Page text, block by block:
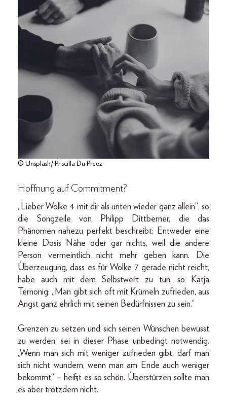
© Unsplash/ Priscilla Du Preez
Hoffnung auf Commitment?
„Lieber Wolke 4 mit dir als unten wieder ganz allein“, so
die Songzeile von Philipp Dittberner, die das
Phänomen nahezu perfekt beschreibt: Entweder eine
kleine Dosis Nähe oder gar nichts, weil die andere
Person vermeintlich nicht mehr geben kann. Die
Überzeugung, dass es für Wolke 7 gerade nicht reicht,
habe auch mit dem Selbstwert zu tun, so Katja
Ternonig: „Man gibt sich oft mit Krümeln zufrieden, aus
Angst ganz ehrlich mit seinen Bedürfnissen zu sein.“
Grenzen zu setzen und sich seinen Wünschen bewusst
zu werden, sei in dieser Phase unbedingt notwendig.
„Wenn man sich mit weniger zufrieden gibt, darf man
sich nicht wundern, wenn man am Ende auch weniger
bekommt“ – heißt es so schön. Überstürzen sollte man
es aber trotzdem nicht.